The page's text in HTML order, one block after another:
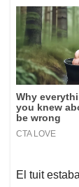
El tuit